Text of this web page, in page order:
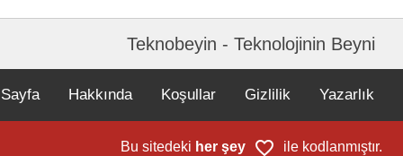
Teknobeyin - Teknolojinin Beyni
Hakkında Koşullar Gizlilik Yazarlık
Bu sitedeki her şey ile kodlanmıştır.